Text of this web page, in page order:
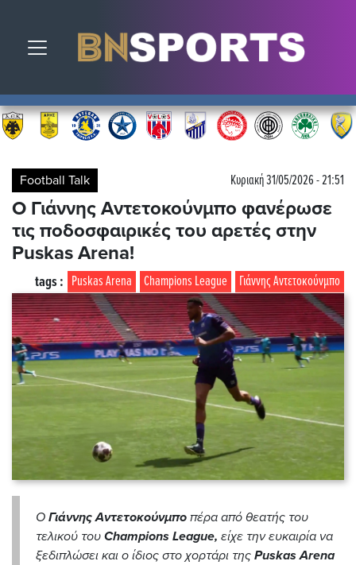
Toggle navigation
Football Talk Κυριακή 31/05/2026 - 21:51
Ο Γιάννης Αντετοκούνμπο φανέρωσε
τις ποδοσφαιρικές του αρετές στην
Puskas Arena!
Γιάννης Αντετοκούνμπο
Champions League
Puskas Arena
tags :
O Γιάννης Αντετοκούνμπο πέρα από θεατής του
τελικού του Champions League, είχε την ευκαιρία να
ξεδιπλώσει και ο ίδιος στο χορτάρι της Puskas Arena